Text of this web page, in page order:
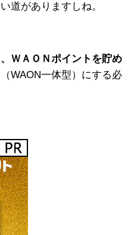
道がありますしね。
ＷＡＯＮポイントを貯め
WAON一体型）にする必